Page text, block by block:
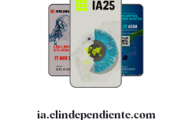
Quiénes somos
Especificaciones
ia.elindependiente.com